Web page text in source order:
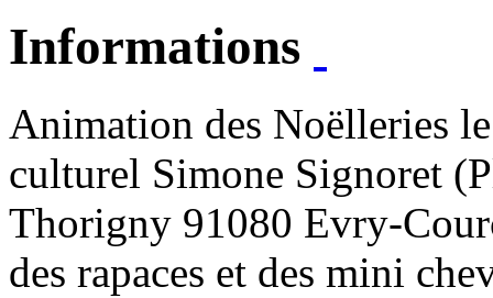
Informations
Animation des Noëlleries
culturel Simone Signoret
Thorigny 91080 Evry-
des rapaces et des mini